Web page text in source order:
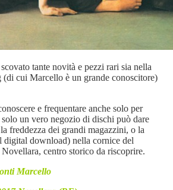
tante novità e pezzi rari sia nella
(di cui Marcello è un grande conoscitore)
e frequentare anche solo per
un vero negozio di dischi può dare
freddezza dei grandi magazzini, o la
digital download) nella cornice del
centro storico da riscoprire.
Marcello